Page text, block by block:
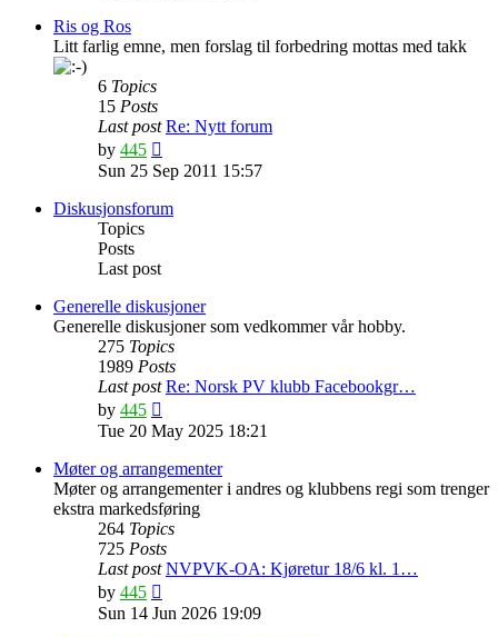
Ris og Ros
Litt farlig emne, men forslag til forbedring mottas med takk
6 Topics
15 Posts
Last post Re: Nytt forum
by 445
the
latest
post
Sun 25 Sep 2011 15:57
Diskusjonsforum
Topics
Posts
Last post
Generelle diskusjoner
Generelle diskusjoner som vedkommer vår hobby.
275 Topics
1989 Posts
Last post Re: Norsk PV klubb Facebookgr…
by 445
the
latest
post
Tue 20 May 2025 18:21
Møter og arrangementer
Møter og arrangementer i andres og klubbens regi som trenger
ekstra markedsføring
264 Topics
725 Posts
Last post NVPVK-OA: Kjøretur 18/6 kl. 1…
by 445
the
Sun 14 Jun 2026 19:09